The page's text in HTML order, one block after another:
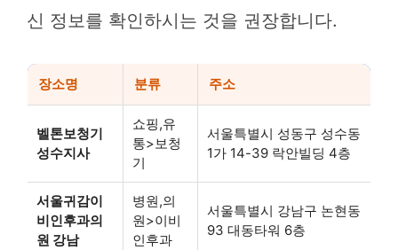
신 정보를 확인하시는 것을 권장합니다.
장소명 분류 주소
벨톤보청기
성수지사
쇼핑,유
통>보청
기
서울특별시 성동구 성수동
1가 14-39 락안빌딩 4층
서울귀감이
비인후과의
원 강남
병원,의
원>이비
인후과
서울특별시 강남구 논현동
93 대동타워 6층